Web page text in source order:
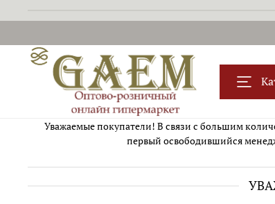
Уважаемые покупатели! В связи с большим
первый освободившийся